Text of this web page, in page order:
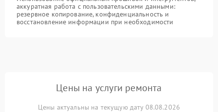
аккуратная работа с пользовательскими данными:
резервное копирование, конфиденциальность и
восстановление информации при необходимости
Цены на услуги ремонта
Цены актуальны на текущую дату 08.08.2026